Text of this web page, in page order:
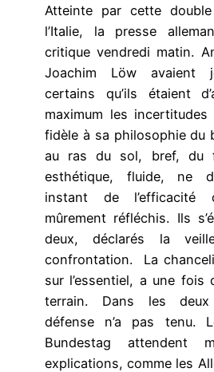
Atteinte par cette
l’Italie, la presse
critique vendredi matin.
Joachim Löw avaient
certains qu’ils étaient
maximum les
fidèle à sa philosophie du
au ras du sol, bref, du
esthétique, fluide, ne
instant de
mûrement réfléchis. Ils
deux, déclarés la
confrontation. La
sur l’essentiel, a une fois
terrain. Dans les
défense n’a pas tenu.
Bundestag attendent
explications, comme les